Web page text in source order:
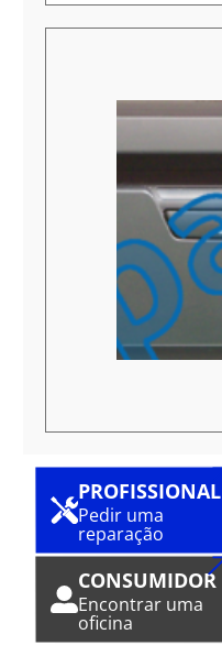
PROFISSIONAL
Pedir uma
reparação
CONSUMIDOR
Encontrar uma
oficina